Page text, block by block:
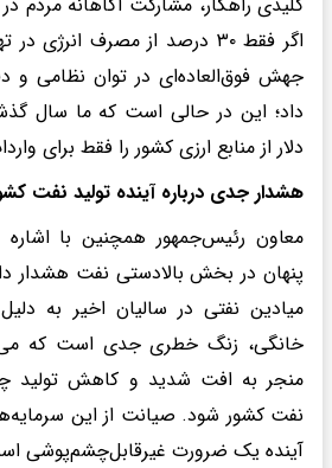
اگر فقط ۳۰ درصد از مصرف
جهش فوق‌العاده‌ای در توان نظامی و
دلار از منابع ارزی کشور را فقط برای
هشدار جدی درباره آینده تولید نفت
معاون رئیس‌جمهور همچنین با
پنهان در بخش بالادستی نفت هشدار
میادین نفتی در سالیان اخیر به
خانگی، زنگ خطری جدی است که
منجر به افت شدید و کاهش تولید
نفت کشور شود. صیانت از این
آینده یک ضرورت غیرقابل‌چشم‌پوشی